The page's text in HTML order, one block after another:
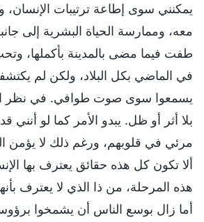
يمكنني سوى إطاعة ترتيبات الإنسان،
معه، وممارسة الحياة البشرية إلى
طفت فيما مضى بالمدينة بأكملها،
في الماضي بكل البلاد، ولكن لم
يسمعوا سوى صوت طوافي. في نظر
بلا أثر أو ظل. يبدو الأمر كما لو أنني
مرئي في قلوبهم، ورغم ذلك لا يؤمن
ألا تكون كل هذه حقائق يعترف بها
هذه المرحلة، من ذا الذي لا يعترف
أما زال بوسع الناس أن يشمخوا